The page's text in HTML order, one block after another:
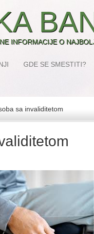
INFORMACIJE O
GDE SE SMESTITI?
sa invaliditetom